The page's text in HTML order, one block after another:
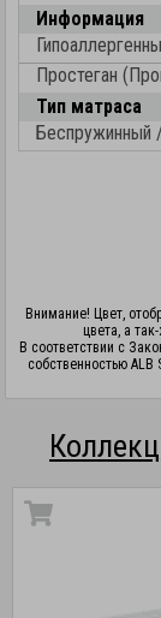
Информация
Простеган
Тип матраса
Беспружинный
Внимание! Цвет,
цвета, а
В соответствии с
собственностью ALB